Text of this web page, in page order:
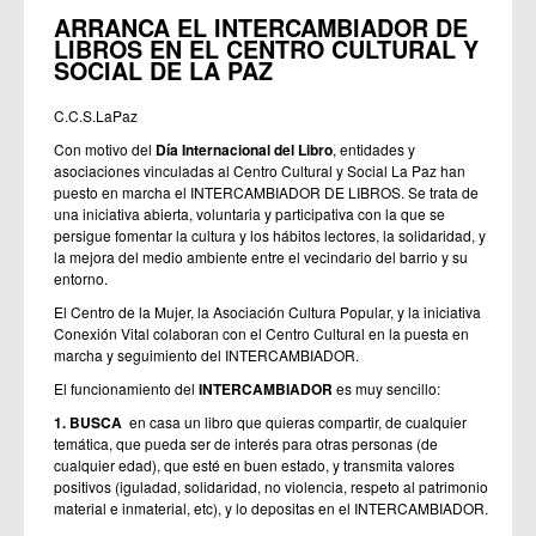
ARRANCA EL INTERCAMBIADOR DE
LIBROS EN EL CENTRO CULTURAL Y
SOCIAL DE LA PAZ
C.C.S.LaPaz
Con motivo del Día Internacional del Libro, entidades y
asociaciones vinculadas al Centro Cultural y Social La Paz han
puesto en marcha el INTERCAMBIADOR DE LIBROS. Se trata de
una iniciativa abierta, voluntaria y participativa con la que se
persigue fomentar la cultura y los hábitos lectores, la solidaridad, y
la mejora del medio ambiente entre el vecindario del barrio y su
entorno.
El Centro de la Mujer, la Asociación Cultura Popular, y la iniciativa
Conexión Vital colaboran con el Centro Cultural en la puesta en
marcha y seguimiento del INTERCAMBIADOR.
El funcionamiento del INTERCAMBIADOR es muy sencillo:
1. BUSCA en casa un libro que quieras compartir, de cualquier
temática, que pueda ser de interés para otras personas (de
cualquier edad), que esté en buen estado, y transmita valores
positivos (iguladad, solidaridad, no violencia, respeto al patrimonio
material e inmaterial, etc), y lo depositas en el INTERCAMBIADOR.